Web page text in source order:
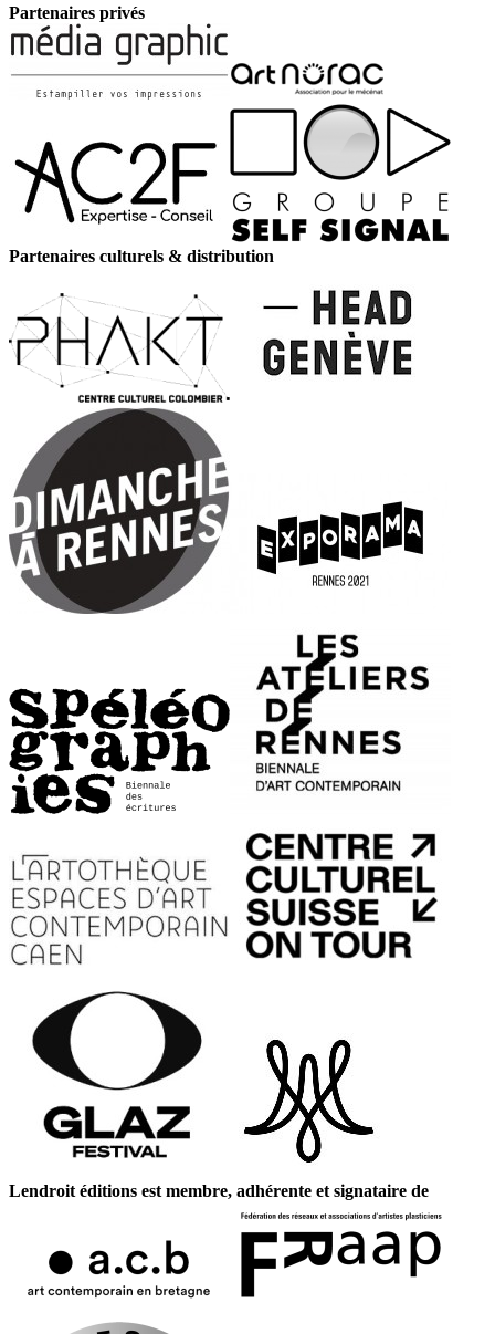
Partenaires privés
Partenaires culturels & distribution
Lendroit éditions est membre, adhérente et signataire de